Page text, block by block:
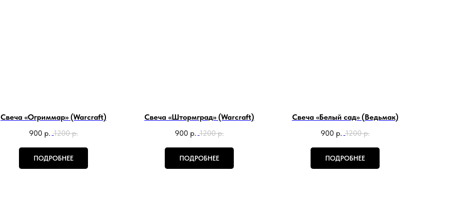
Свеча «Огриммар» (Warcraft)
900 р. 1200 р.
ПОДРОБНЕЕ
Свеча «Штормград» (Warcraft)
900 р. 1200 р.
ПОДРОБНЕЕ
Свеча «Белый сад» (Ведьмак)
900 р. 1200 р.
ПОДРОБНЕЕ